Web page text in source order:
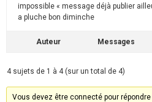
impossible « message déjà publier
a pluche bon diminche
Auteur Messages
4 sujets de 1 à 4 (sur un total de 4)
Vous devez être connecté pour